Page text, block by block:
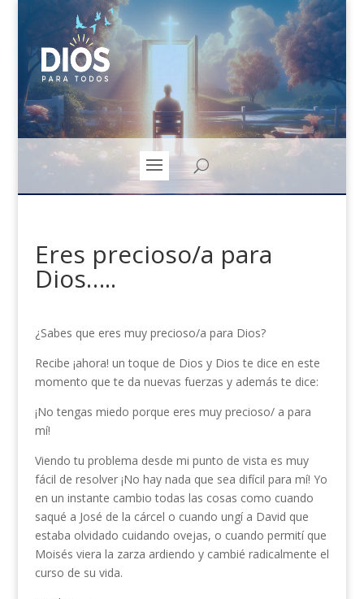
Eres precioso/a para
Dios…..
¿Sabes que eres muy precioso/a para Dios?
Recibe ¡ahora! un toque de Dios y Dios te dice en este
momento que te da nuevas fuerzas y además te dice:
¡No tengas miedo porque eres muy precioso/ a para
mí!
Viendo tu problema desde mi punto de vista es muy
fácil de resolver ¡No hay nada que sea difícil para mí! Yo
en un instante cambio todas las cosas como cuando
saqué a José de la cárcel o cuando ungí a David que
estaba olvidado cuidando ovejas, o cuando permití que
Moisés viera la zarza ardiendo y cambié radicalmente el
curso de su vida.